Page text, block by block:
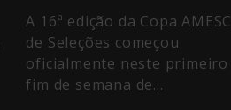
A 16ª edição da Copa AMESC
de Seleções começou
oficialmente neste primeiro
fim de semana de…